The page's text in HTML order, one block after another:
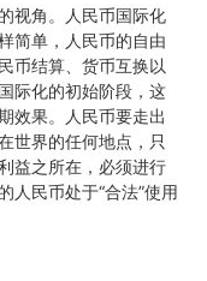
视角。人民币国际化
简单，人民币的自由
币结算、货币互换以
际化的初始阶段，这
效果。人民币要走出
世界的任何地点，只
益之所在，必须进行
人民币处于“合法”使用